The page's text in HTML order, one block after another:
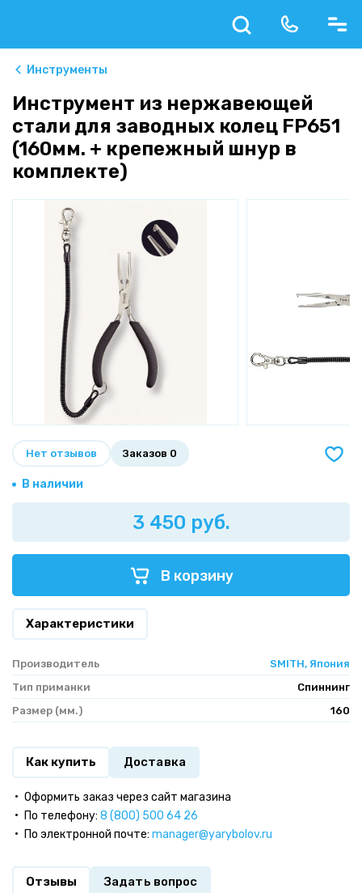
Инструменты
Инструмент из нержавеющей
стали для заводных колец FP651
(160мм. + крепежный шнур в
комплекте)
Нет отзывов Заказов 0
В наличии
3 450 руб.
В корзину
Характеристики
Производитель
SMITH, Япония
Тип приманки
Спиннинг
Размер (мм.)
160
Как купить Доставка
Оформить заказ через сайт магазина
По телефону: 8 (800) 500 64 26
По электронной почте: manager@yarybolov.ru
Отзывы Задать вопрос